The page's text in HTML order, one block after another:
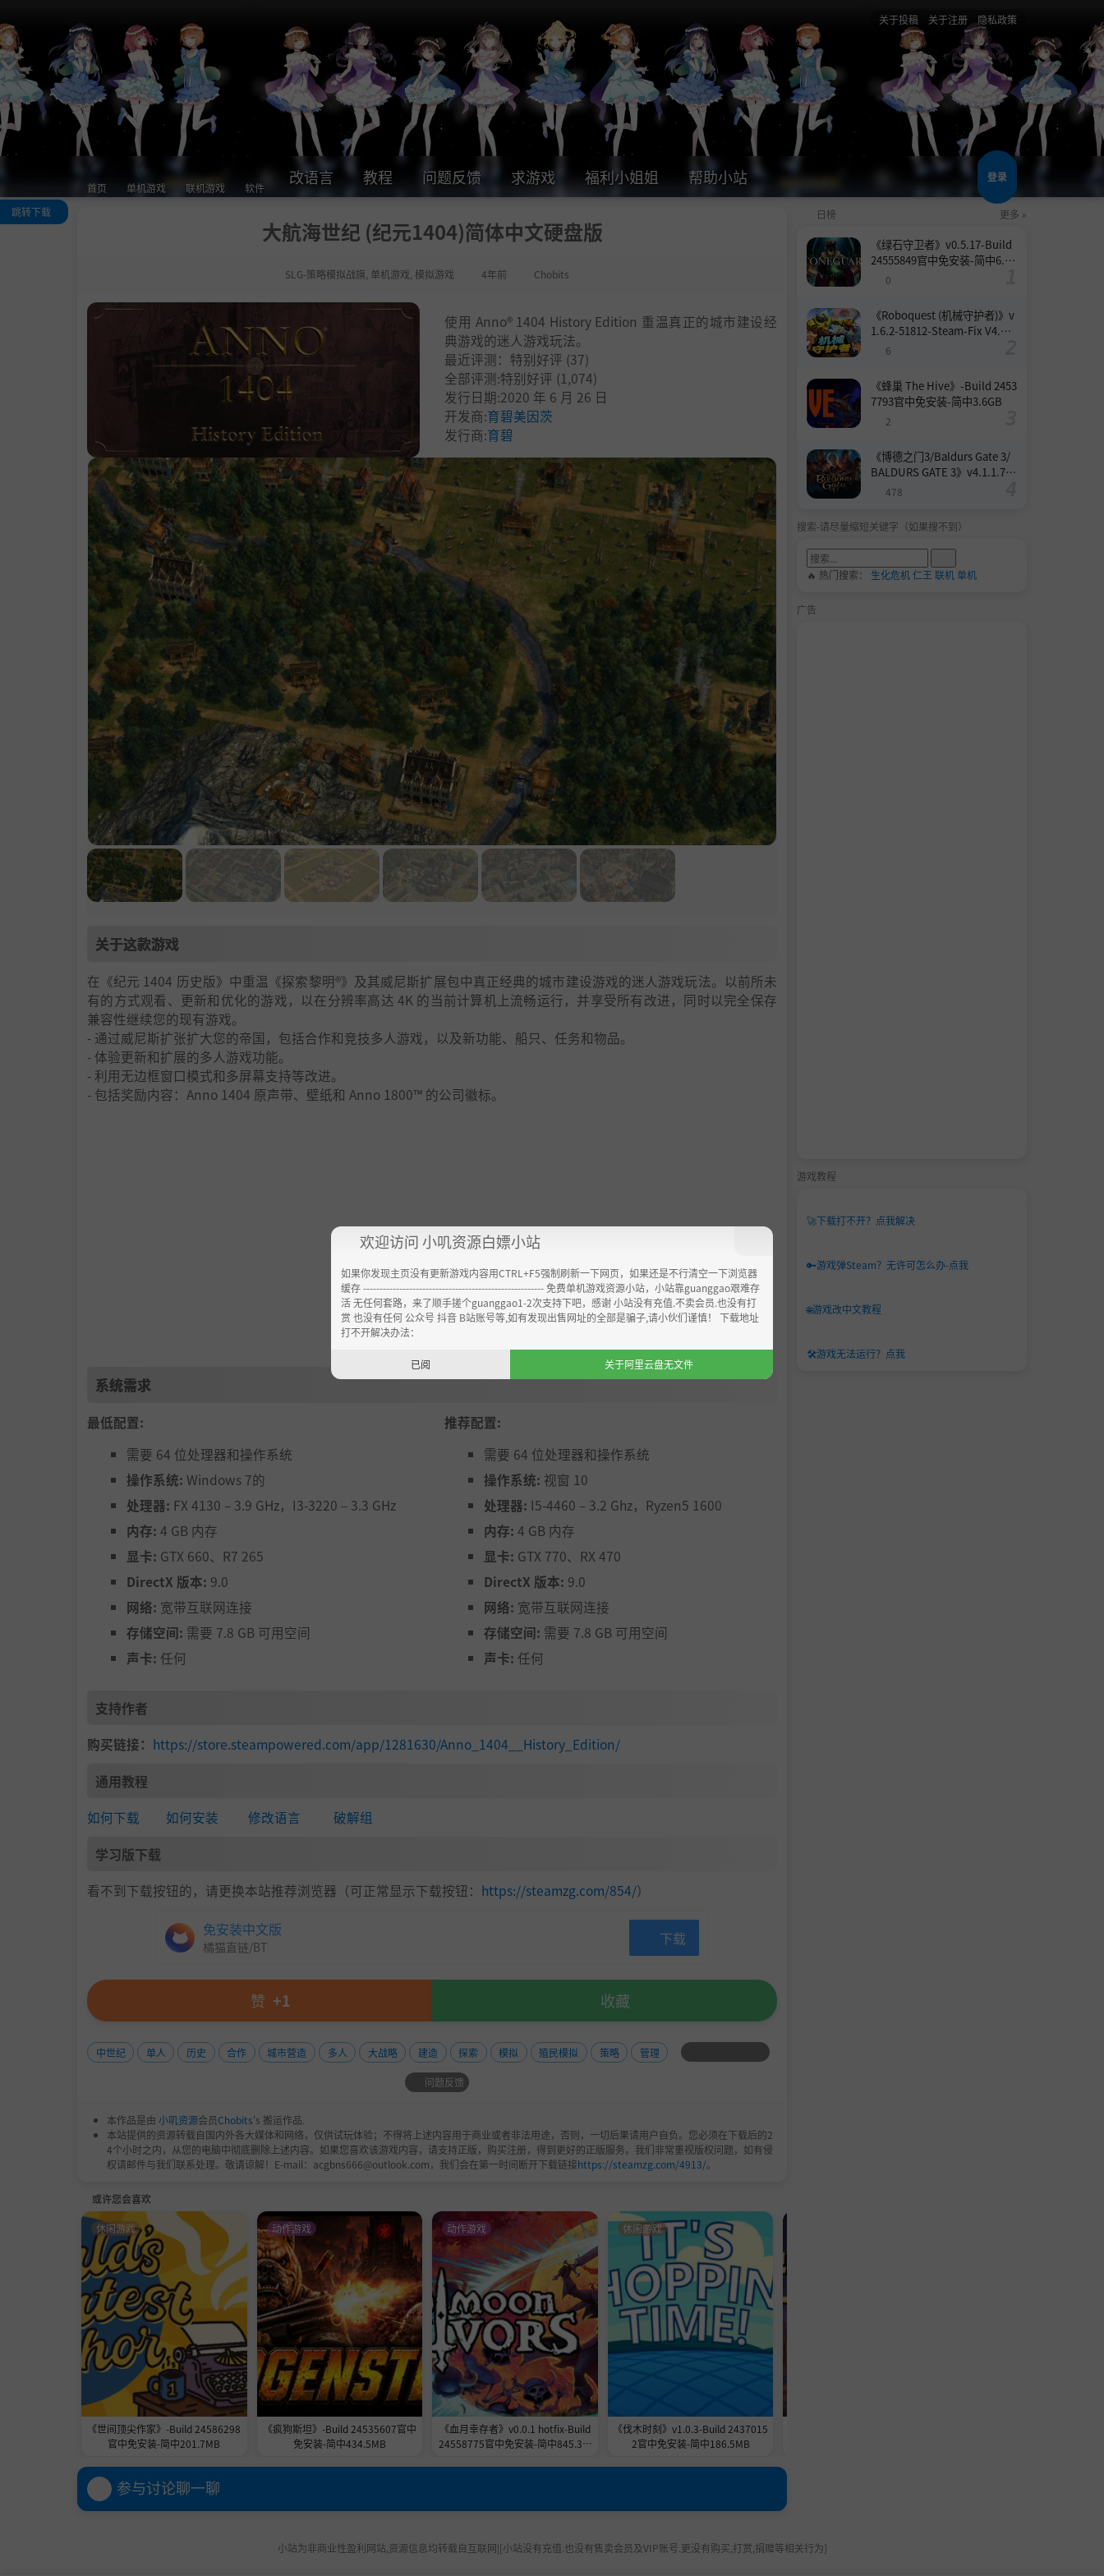
关于投稿 关于注册 隐私政策
首页 单机游戏 联机游戏 软件
改语言 教程 问题反馈 求游戏 福利小姐姐 帮助小站 登录
大航海世纪 (纪元1404)简体中文硬盘版
SLG-策略模拟战旗 单机游戏 模拟游戏 4年前 Chobits
跳转下载
使用 Anno® 1404 History Edition 重温真正的城市建设经
典游戏的迷人游戏玩法。
最近评测： 特别好评 (37)
全部评测:特别好评 (1,074)
发行日期:2020 年 6 月 26 日
开发商:育碧美因茨
发行商:育碧
关于这款游戏
在《纪元 1404 历史版》中重温《探索黎明®》及其威尼斯扩展包中真正经典的城市建设游戏的迷人游戏玩法。以前所未
有的方式观看、更新和优化的游戏，以在分辨率高达 4K 的当前计算机上流畅运行，并享受所有改进，同时以完全保存
兼容性继续您的现有游戏。
- 通过威尼斯扩张扩大您的帝国，包括合作和竞技多人游戏，以及新功能、船只、任务和物品。
- 体验更新和扩展的多人游戏功能。
- 利用无边框窗口模式和多屏幕支持等改进。
- 包括奖励内容：Anno 1404 原声带、壁纸和 Anno 1800™ 的公司徽标。
系统需求
最低配置:
需要 64 位处理器和操作系统
操作系统: Windows 7的
处理器: FX 4130 – 3.9 GHz，I3-3220 – 3.3 GHz
内存: 4 GB 内存
显卡: GTX 660、R7 265
DirectX 版本: 9.0
网络: 宽带互联网连接
存储空间: 需要 7.8 GB 可用空间
声卡: 任何
推荐配置:
需要 64 位处理器和操作系统
操作系统: 视窗 10
处理器: I5-4460 – 3.2 Ghz，Ryzen5 1600
内存: 4 GB 内存
显卡: GTX 770、RX 470
DirectX 版本: 9.0
网络: 宽带互联网连接
存储空间: 需要 7.8 GB 可用空间
声卡: 任何
支持作者
购买链接： https://store.steampowered.com/app/1281630/Anno_1404__History_Edition/
通用教程
如何下载 如何安装 修改语言 破解组
学习版下载
看不到下载按钮的，请更换本站推荐浏览器（可正常显示下载按钮： https://steamzg.com/854/）
免安装中文版
橘猫直链/BT 下载
赞 +1 收藏
中世纪 单人 历史 合作 城市营造 多人 大战略 建造 探索 模拟 殖民模拟 策略 管理
问题反馈
本作品是由 小叽资源会员Chobits's 搬运作品.
本站提供的资源转载自国内外各大媒体和网络，仅供试玩体验；不得将上述内容用于商业或者非法用途，否则，一切后果请用户自负。您必须在下载后的2
4个小时之内，从您的电脑中彻底删除上述内容。如果您喜欢该游戏内容，请支持正版，购买注册，得到更好的正版服务。我们非常重视版权问题，如有侵
权请邮件与我们联系处理。敬请谅解！E-mail：acgbns666@outlook.com，我们会在第一时间断开下载链接https://steamzg.com/4913/。
或许您会喜欢
《世间顶尖作家》-Build 24586298
官中免安装-简中201.7MB
休闲游戏
《疯狗斯坦》-Build 24535607官中
免安装-简中434.5MB
动作游戏
《血月幸存者》v0.0.1 hotfix-Build
24558775官中免安装-简中845.3M
动作游戏
《伐木时刻》v1.0.3-Build 2437015
2官中免安装-简中186.5MB
休闲游戏
参与讨论聊一聊
日榜 更多 »
《绿石守卫者》v0.5.17-Build
24555849官中免安装-简中6.6
0
《Roboquest (机械守护者)》v
1.6.2-51812-Steam-Fix V4.联
机版官中简体
6
《蜂巢 The Hive》-Build 2453
7793官中免安装-简中3.6GB
2
《博德之门3/Baldurs Gate 3/
BALDURS GATE 3》v4.1.1.739
8727-Build 24532579官中免安
478
搜索-请尽量缩短关键字（如果搜不到）
🔥 热门搜索： 生化危机仁王 联机单机
广告
游戏教程
🚀下载打不开？点我解决
🔑游戏弹Steam？无许可怎么办-点我
🌐游戏改中文教程
🛠️游戏无法运行？点我
小站为非商业性盈利网站,资源信息均转载自互联网|[小站没有充值.也没有售卖会员及VIP账号.更没有购买,打赏,捐赠等相关行为]
欢迎访问 小叽资源白嫖小站
如果你发现主页没有更新游戏内容用CTRL+F5强制刷新一下网页，如果还是不行清空一下浏览器
缓存 ------------------------------------------------------- 免费单机游戏资源小站，小站靠guanggao艰难存
活 无任何套路，来了顺手搓个guanggao1-2次支持下吧，感谢 小站没有充值.不卖会员.也没有打
赏 也没有任何 公众号 抖音 B站账号等,如有发现出售网址的全部是骗子,请小伙们谨慎！ 下载地址
打不开解决办法：
已阅 关于阿里云盘无文件